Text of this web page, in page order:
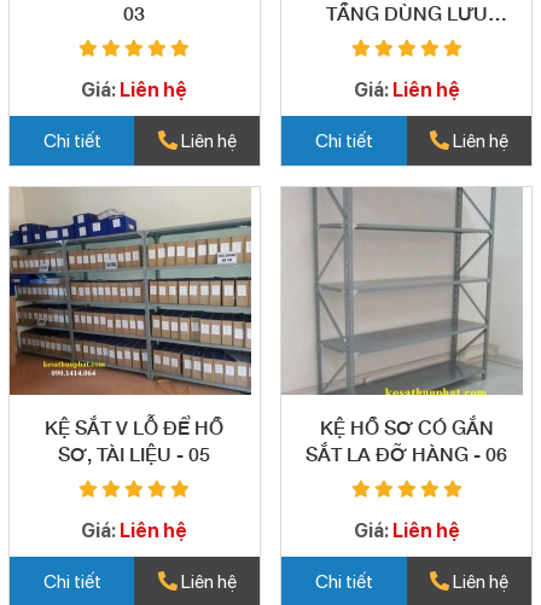
03
Giá: Liên hệ
Chi tiết Liên hệ
TẦNG DÙNG LƯU
TRỮ HỒ SƠ - 04
Giá: Liên hệ
Chi tiết Liên hệ
KỆ SẮT V LỖ ĐỂ HỒ
SƠ, TÀI LIỆU - 05
Giá: Liên hệ
Chi tiết Liên hệ
KỆ HỒ SƠ CÓ GẮN
SẮT LA ĐỠ HÀNG - 06
Giá: Liên hệ
Chi tiết Liên hệ